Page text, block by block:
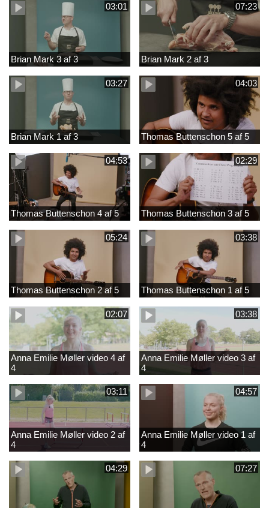
03:01
Brian Mark 3 af 3
07:23
Brian Mark 2 af 3
03:27
Brian Mark 1 af 3
04:03
Thomas Buttenschon 5 af 5
04:53
Thomas Buttenschon 4 af 5
02:29
Thomas Buttenschon 3 af 5
05:24
Thomas Buttenschon 2 af 5
03:38
Thomas Buttenschon 1 af 5
02:07
Anna Emilie Møller video 4 af
4
03:38
Anna Emilie Møller video 3 af
4
03:11
Anna Emilie Møller video 2 af
4
04:57
Anna Emilie Møller video 1 af
4
04:29 07:27